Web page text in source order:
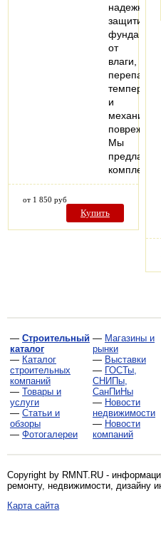
надежно
защитите
фундамент
от
влаги,
перепадов
температур
и
Мы
предлагаем
от 1 850 руб
Купить
— Строительный
каталог
— Каталог
строительных
компаний
— Товары и
услуги
— Статьи и
обзоры
— Фотогалереи
— Магазины и
рынки
— Выставки
— ГОСТы,
СНИПы,
СанПиНы
— Новости
недвижимости
— Новости
компаний
Copyright by RMNT.RU -
ремонту, недвижимости, дизайну
Карта сайта